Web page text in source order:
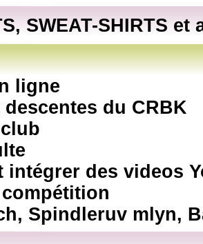
SWEAT-SHIRTS et
ligne
descentes du CRBK
intégrer des videos
Spindleruv mlyn,